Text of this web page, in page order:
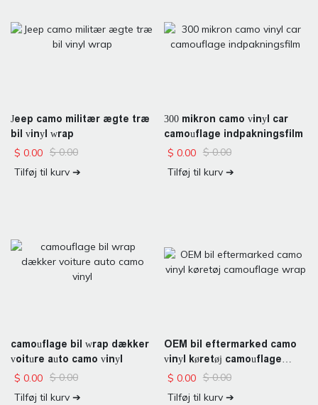
Jeep camo militær ægte træ
bil vinyl wrap
$ 0.00 $0.00
Tilføj til kurv ➔
300 mikron camo vinyl car
camouflage indpakningsfilm
$ 0.00 $0.00
Tilføj til kurv ➔
camouflage bil wrap dækker
voiture auto camo vinyl
$ 0.00 $0.00
Tilføj til kurv ➔
OEM bil eftermarked camo
vinyl køretøj camouflage
wrap
$ 0.00 $0.00
Tilføj til kurv ➔